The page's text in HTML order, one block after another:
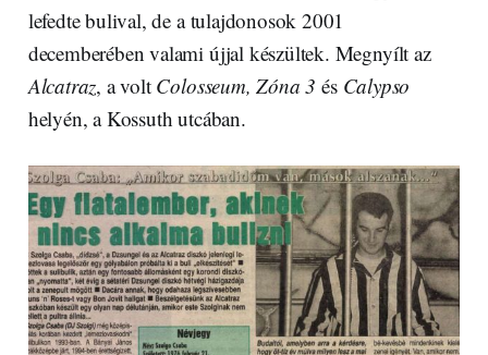
lefedte bulival, de a tulajdonosok 2001
decemberében valami újjal készültek. Megnyílt az
Alcatraz, a volt Colosseum, Zóna 3és Calypso
helyén, a Kossuth utcában.